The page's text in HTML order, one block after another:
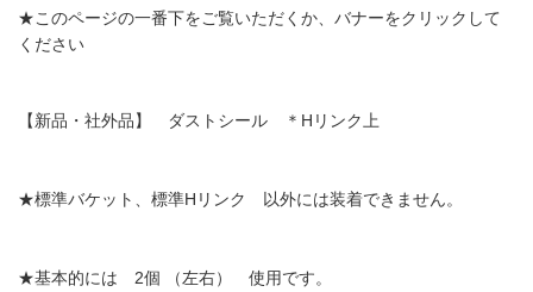
★このページの一番下をご覧いただくか、バナーをクリックして
ください
【新品・社外品】 ダストシール ＊Hリンク上
★標準バケット、標準Hリンク 以外には装着できません。
★基本的には 2個 （左右） 使用です。